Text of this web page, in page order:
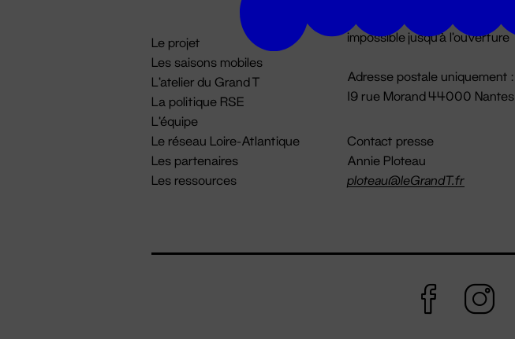
Le projet
Les saisons mobiles
L'atelier du Grand T
La politique RSE
L'équipe
Le réseau Loire-Atlantique
Les partenaires
Les ressources
impossible jusqu'à l'ouverture
Adresse postale uniquement :
19 rue Morand 44000 Nantes
Contact presse
Annie Ploteau
ploteau@leGrandT.fr